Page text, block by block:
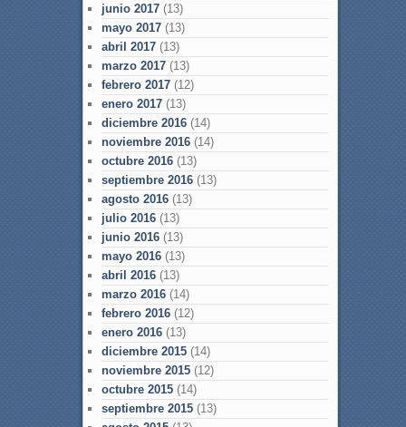
junio 2017(13)
mayo 2017(13)
abril 2017(13)
marzo 2017(13)
febrero 2017(12)
enero 2017(13)
diciembre 2016(14)
noviembre 2016(14)
octubre 2016(13)
septiembre 2016(13)
agosto 2016(13)
julio 2016(13)
junio 2016(13)
mayo 2016(13)
abril 2016(13)
marzo 2016(14)
febrero 2016(12)
enero 2016(13)
diciembre 2015(14)
noviembre 2015(12)
octubre 2015(14)
septiembre 2015(13)